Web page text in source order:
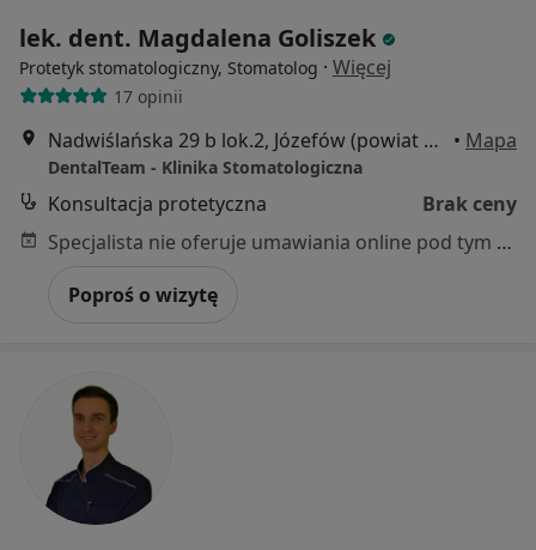
lek. dent. Magdalena Goliszek
Protetyk stomatologiczny, Stomatolog · Więcej
17 opinii
Nadwiślańska 29 b lok.2, Józefów (powiat otwocki) • Mapa
DentalTeam - Klinika Stomatologiczna
Konsultacja protetyczna
Brak ceny
Specjalista nie oferuje umawiania online pod tym adresem.
Poproś o wizytę